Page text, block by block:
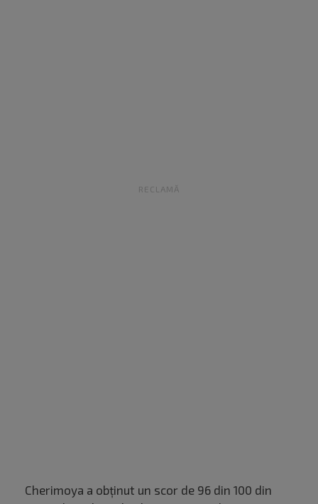
RECLAMĂ
Cherimoya a obținut un scor de 96 din 100 din